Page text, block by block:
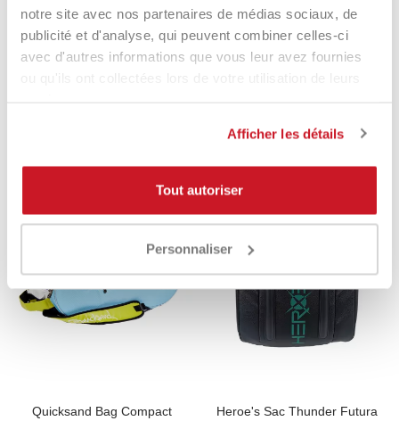
notre site avec nos partenaires de médias sociaux, de
publicité et d'analyse, qui peuvent combiner celles-ci
avec d'autres informations que vous leur avez fournies
Afficher les détails
Tout autoriser
Personnaliser
DÉTAILS DU PRODUIT
Quicksand Bag Compact
-24%
Heroe's Sac Thunder Futura